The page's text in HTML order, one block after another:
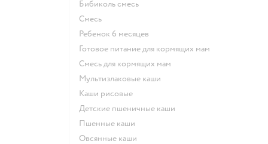
бибиколь смесь
смесь
ребенок 6 месяцев
готовое питание для кормящих мам
смесь для кормящих мам
Мультизлаковые каши
Каши рисовые
Детские пшеничные каши
Пшенные каши
овсянные каши